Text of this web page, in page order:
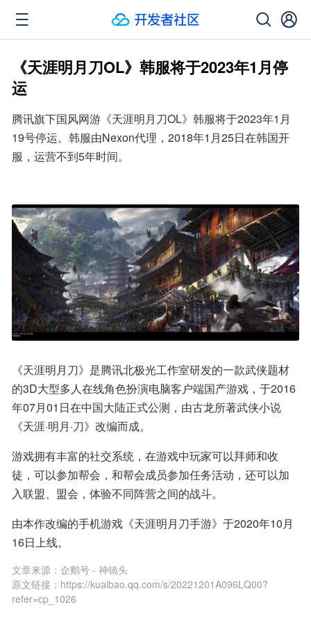
《天涯明月刀OL》韩服将于2023年1月停
运
腾讯旗下国风网游《天涯明月刀OL》韩服将于2023年1月
19号停运。韩服由Nexon代理，2018年1月25日在韩国开
服，运营不到5年时间。
《天涯明月刀》是腾讯北极光工作室研发的一款武侠题材
的3D大型多人在线角色扮演电脑客户端国产游戏，于2016
年07月01日在中国大陆正式公测，由古龙所著武侠小说
《天涯·明月·刀》改编而成。
游戏拥有丰富的社交系统，在游戏中玩家可以拜师和收
徒，可以参加帮会，和帮会成员参加任务活动，还可以加
入联盟、盟会，体验不同阵营之间的战斗。
由本作改编的手机游戏《天涯明月刀手游》于2020年10月
16日上线。
文章来源： 企鹅号 - 神镜头
原文链接： https://kuaibao.qq.com/s/20221201A096LQ00?
refer=cp_1026